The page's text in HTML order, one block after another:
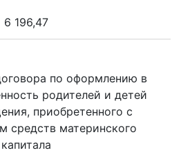
6 196,47
по оформлению в
родителей и детей
приобретенного с
средств материнского
капитала